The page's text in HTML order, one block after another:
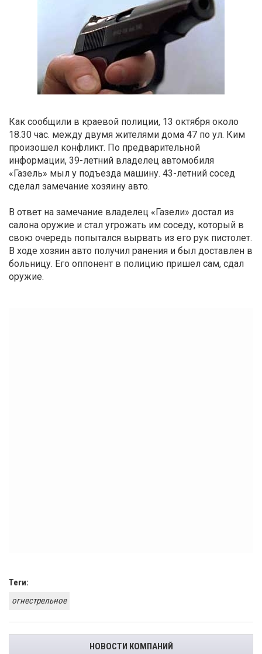
Как сообщили в краевой полиции, 13 октября около
18.30 час. между двумя жителями дома 47 по ул. Ким
произошел конфликт. По предварительной
информации, 39-летний владелец автомобиля
«Газель» мыл у подъезда машину. 43-летний сосед
сделал замечание хозяину авто.
В ответ на замечание владелец «Газели» достал из
салона оружие и стал угрожать им соседу, который в
свою очередь попытался вырвать из его рук пистолет.
В ходе хозяин авто получил ранения и был доставлен в
больницу. Его оппонент в полицию пришел сам, сдал
оружие.
Теги:
огнестрельное
НОВОСТИ КОМПАНИЙ